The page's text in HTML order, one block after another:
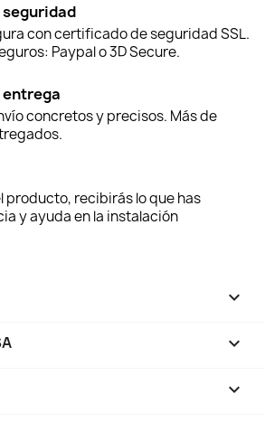
con certificado de seguridad SSL.
Paypal o 3D Secure.
concretos y precisos. Más de
producto, recibirás lo que has
y ayuda en la instalación


